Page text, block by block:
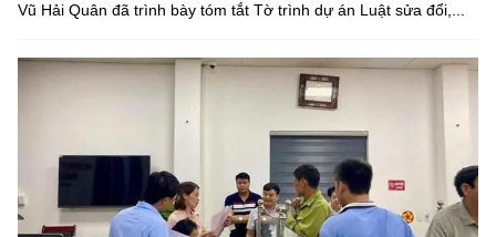
Vũ Hải Quân đã trình bày tóm tắt Tờ trình dự án Luật sửa đổi,...